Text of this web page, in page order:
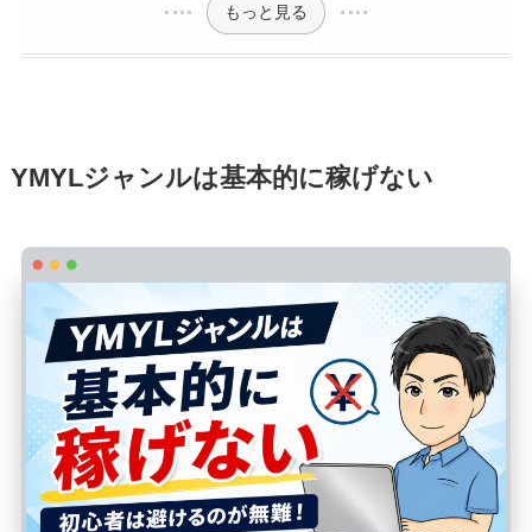
もっと見る
YMYLジャンルは基本的に稼げない